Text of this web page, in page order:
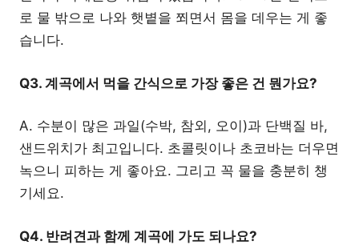
로 물 밖으로 나와 햇볕을 쬐면서 몸을 데우는 게 좋
습니다.
Q3. 계곡에서 먹을 간식으로 가장 좋은 건 뭔가요?
A. 수분이 많은 과일(수박, 참외, 오이)과 단백질 바,
샌드위치가 최고입니다. 초콜릿이나 초코바는 더우면
녹으니 피하는 게 좋아요. 그리고 꼭 물을 충분히 챙
기세요.
Q4. 반려견과 함께 계곡에 가도 되나요?